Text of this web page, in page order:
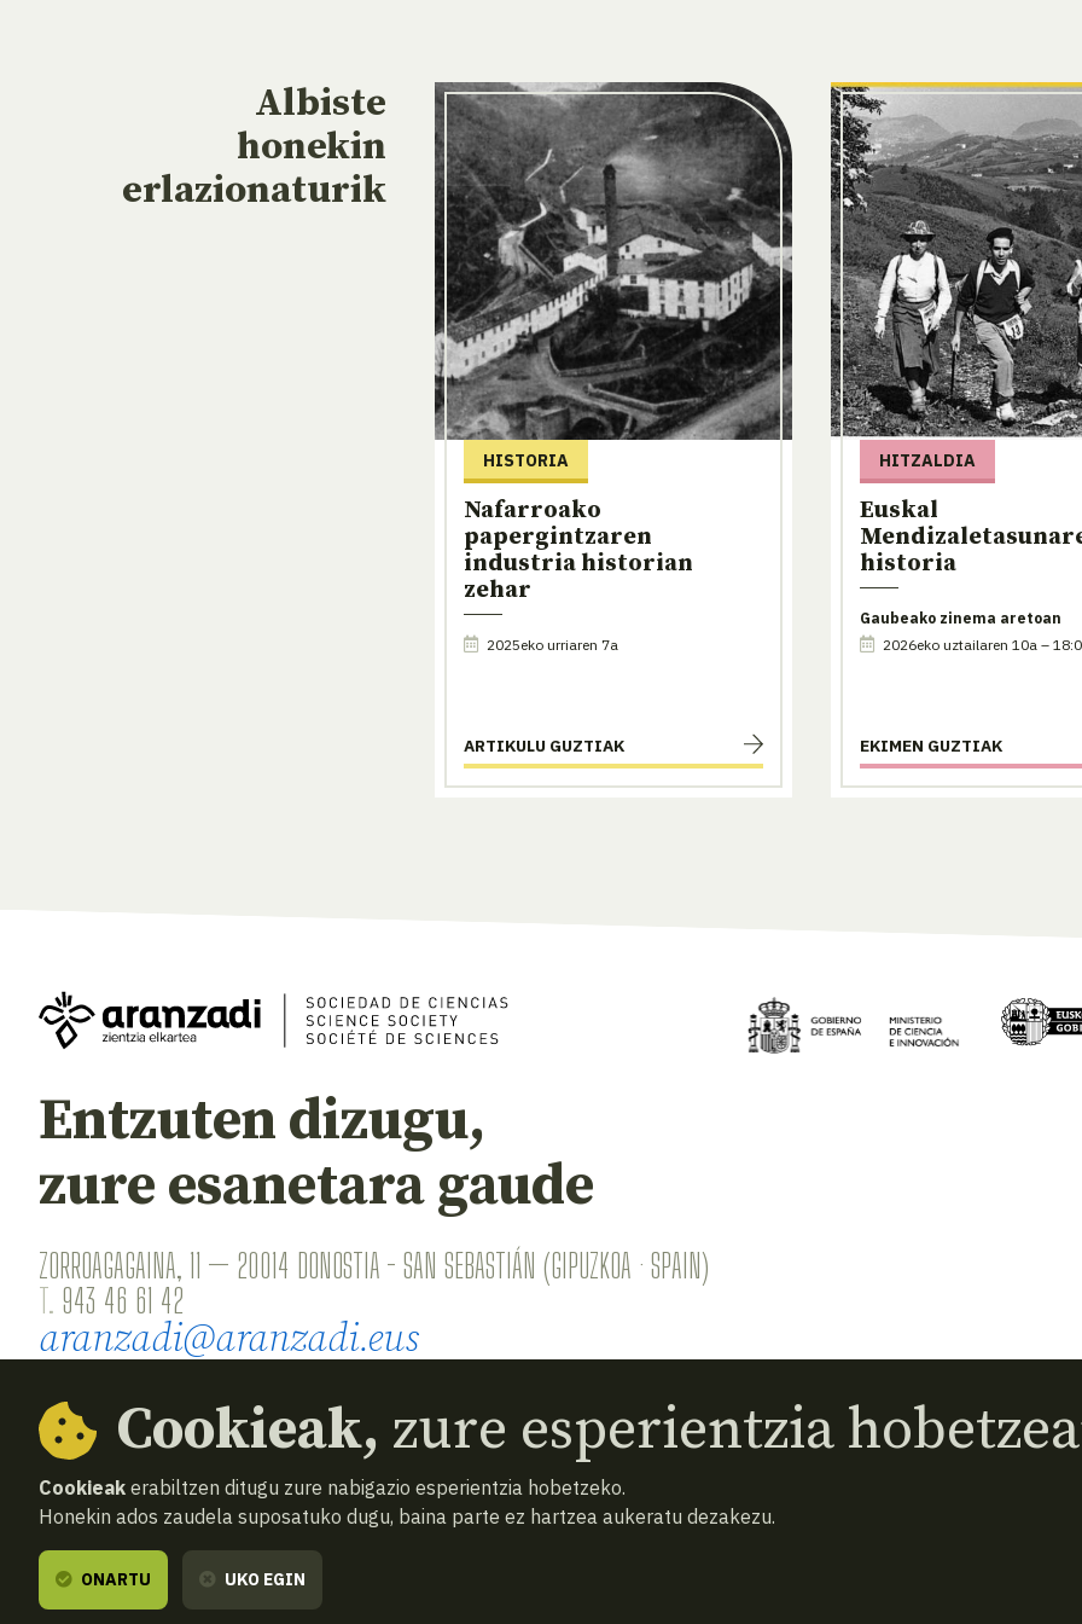
Albiste
honekin
erlazionaturik
HISTORIA
Nafarroako
papergintzaren
industria historian
zehar
2025eko urriaren 7a
ARTIKULU GUZTIAK
HITZALDIA
Euskal
historia
Gaubeako zinema aretoan
2026eko uztailaren 10a –
EKIMEN GUZTIAK
Entzuten dizugu,
zure esanetara gaude
ZORROAGAGAINA, 11 — 20014 DONOSTIA - SAN SEBASTIÁN (GIPUZKOA · SPAIN)
T. 943 46 61 42
aranzadi@aranzadi.eus
Aranzadi — Zientzia elkartea
Cookieak, zure esperientzia
Cookieak erabiltzen ditugu zure nabigazio esperientzia hobetzeko.
Honekin ados zaudela suposatuko dugu, baina parte ez hartzea aukeratu dezakezu.
ONARTU UKO EGIN